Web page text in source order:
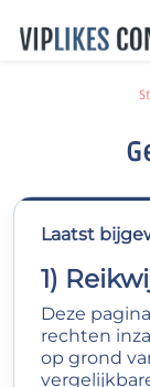
Laatst
1)
Deze
rechten
op grond